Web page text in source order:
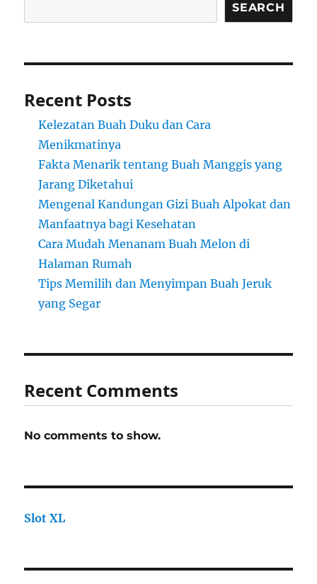
SEARCH
Recent Posts
Kelezatan Buah Duku dan Cara
Menikmatinya
Fakta Menarik tentang Buah Manggis yang
Jarang Diketahui
Mengenal Kandungan Gizi Buah Alpokat dan
Manfaatnya bagi Kesehatan
Cara Mudah Menanam Buah Melon di
Halaman Rumah
Tips Memilih dan Menyimpan Buah Jeruk
yang Segar
Recent Comments
No comments to show.
Slot XL